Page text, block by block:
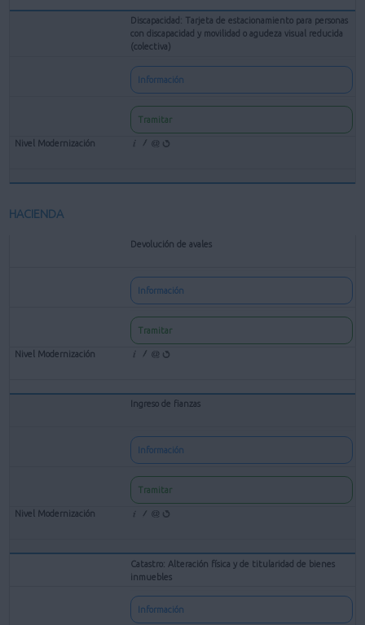
Discapacidad: Tarjeta de estacionamiento para personas
con discapacidad y movilidad o agudeza visual reducida
(colectiva)
Información
Tramitar
HACIENDA
Devolución de avales
Información
Tramitar
Ingreso de fianzas
Información
Tramitar
Catastro: Alteración física y de titularidad de bienes
inmuebles
Información